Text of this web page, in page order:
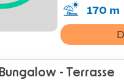
170 m
Bungalow - Terrasse